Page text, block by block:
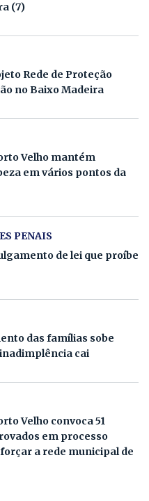
(7)
Rede de Proteção
no Baixo Madeira
Velho mantém
em vários pontos da
PENAIS
de lei que proíbe
das famílias sobe
cai
Velho convoca 51
em processo
a rede municipal de